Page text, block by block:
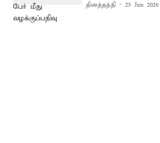
தினத்தந்தி 25 Jun 2026